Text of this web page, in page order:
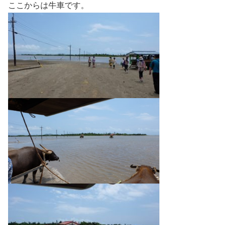
ここからは牛車です。